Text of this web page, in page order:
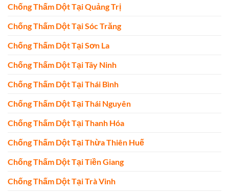
Chống Thấm Dột Tại Quảng Trị
Chống Thấm Dột Tại Sóc Trăng
Chống Thấm Dột Tại Sơn La
Chống Thấm Dột Tại Tây Ninh
Chống Thấm Dột Tại Thái Bình
Chống Thấm Dột Tại Thái Nguyên
Chống Thấm Dột Tại Thanh Hóa
Chống Thấm Dột Tại Thừa Thiên Huế
Chống Thấm Dột Tại Tiền Giang
Chống Thấm Dột Tại Trà Vinh